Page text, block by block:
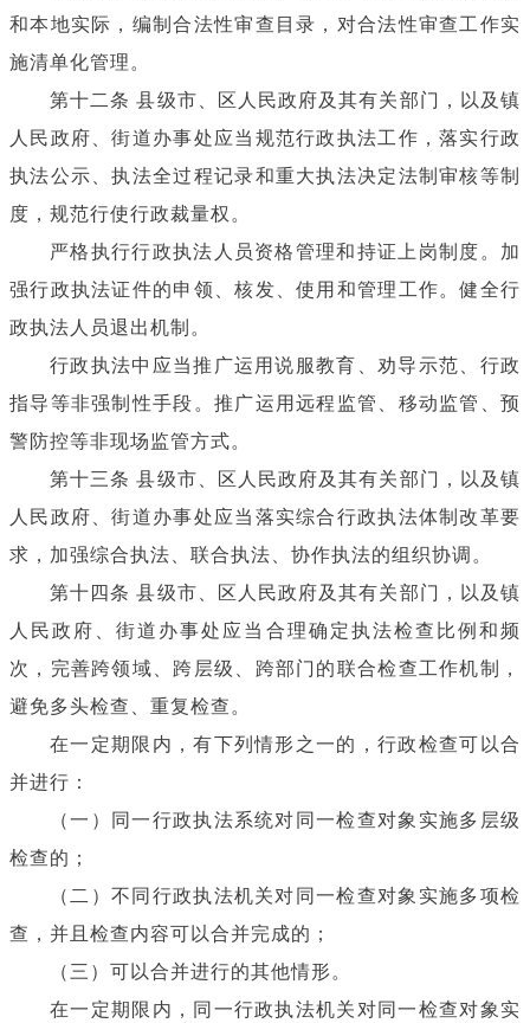
和本地实际，编制合法性审查目录，对合法性审查工作实
施清单化管理。
第十二条 县级市、区人民政府及其有关部门，以及镇
人民政府、街道办事处应当规范行政执法工作，落实行政
执法公示、执法全过程记录和重大执法决定法制审核等制
度，规范行使行政裁量权。
严格执行行政执法人员资格管理和持证上岗制度。加
强行政执法证件的申领、核发、使用和管理工作。健全行
政执法人员退出机制。
行政执法中应当推广运用说服教育、劝导示范、行政
指导等非强制性手段。推广运用远程监管、移动监管、预
警防控等非现场监管方式。
第十三条 县级市、区人民政府及其有关部门，以及镇
人民政府、街道办事处应当落实综合行政执法体制改革要
求，加强综合执法、联合执法、协作执法的组织协调。
第十四条 县级市、区人民政府及其有关部门，以及镇
人民政府、街道办事处应当合理确定执法检查比例和频
次，完善跨领域、跨层级、跨部门的联合检查工作机制，
避免多头检查、重复检查。
在一定期限内，有下列情形之一的，行政检查可以合
并进行：
（一）同一行政执法系统对同一检查对象实施多层级
检查的；
（二）不同行政执法机关对同一检查对象实施多项检
查，并且检查内容可以合并完成的；
（三）可以合并进行的其他情形。
在一定期限内，同一行政执法机关对同一检查对象实